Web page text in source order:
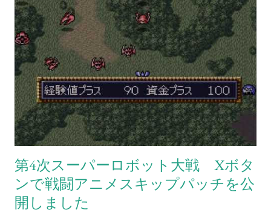
第4次スーパーロボット大戦 Xボタ
ンで戦闘アニメスキップパッチを公
開しました